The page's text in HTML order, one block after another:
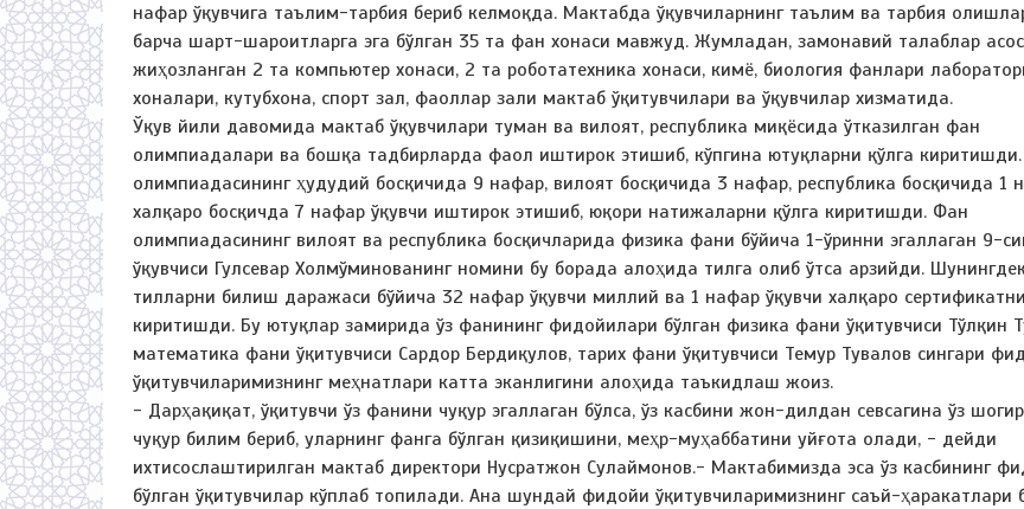
нафар ўқувчига таълим-тарбия бериб келмоқда. Мактабда ўқувчиларнинг таълим ва тарбия
барча шарт-шароитларга эга бўлган 35 та фан хонаси мавжуд. Жумладан, замонавий талаблар
жиҳозланган 2 та компьютер хонаси, 2 та роботатехника хонаси, кимё, биология фанлари
хоналари, кутубхона, спорт зал, фаоллар зали мактаб ўқитувчилари ва ўқувчилар хизматида.
Ўқув йили давомида мактаб ўқувчилари туман ва вилоят, республика миқёсида ўтказилган фан
олимпиадалари ва бошқа тадбирларда фаол иштирок этишиб, кўпгина ютуқларни қўлга
олимпиадасининг ҳудудий босқичида 9 нафар, вилоят босқичида 3 нафар, республика босқичида 1
халқаро босқичда 7 нафар ўқувчи иштирок этишиб, юқори натижаларни қўлга киритишди. Фан
олимпиадасининг вилоят ва республика босқичларида физика фани бўйича 1-ўринни эгаллаган 9-
ўқувчиси Гулсевар Холмўминованинг номини бу борада алоҳида тилга олиб ўтса арзийди.
тилларни билиш даражаси бўйича 32 нафар ўқувчи миллий ва 1 нафар ўқувчи халқаро
киритишди. Бу ютуқлар замирида ўз фанининг фидойилари бўлган физика фани ўқитувчиси Тўлқин
математика фани ўқитувчиси Сардор Бердиқулов, тарих фани ўқитувчиси Темур Тувалов сингари
ўқитувчиларимизнинг меҳнатлари катта эканлигини алоҳида таъкидлаш жоиз.
- Дарҳақиқат, ўқитувчи ўз фанини чуқур эгаллаган бўлса, ўз касбини жон-дилдан севсагина ўз
чуқур билим бериб, уларнинг фанга бўлган қизиқишини, меҳр-муҳаббатини уйғота олади, - дейди
ихтисослаштирилган мактаб директори Нусратжон Сулаймонов.- Мактабимизда эса ўз касбининг
бўлган ўқитувчилар кўплаб топилади. Ана шундай фидойи ўқитувчиларимизнинг саъй-ҳаракатлари